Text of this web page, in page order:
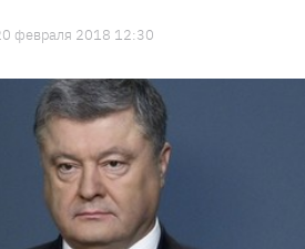
февраля 2018 12:30